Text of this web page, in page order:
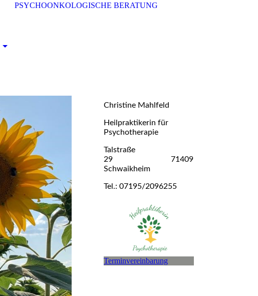
PSYCHOONKOLOGISCHE BERATUNG
Christine Mahlfeld
Heilpraktikerin für
Psychotherapie
Talstraße
29 71409
Schwaikheim
Tel.: 07195/2096255
Terminvereinbarung